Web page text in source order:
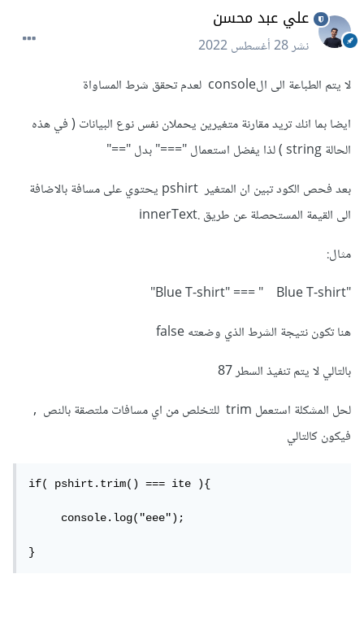
علي عبد محسن
نشر28 أغسطس 2022
لا يتم الطباعة الى الconsole لعدم تحقق شرط المساواة
ايضا بما انك تريد مقارنة متغيرين يحملان نفس نوع البيانات ( في هذه
الحالة string ) لذا يفضل استعمال "===" بدل "=="
بعد فحص الكود تبين ان المتغير pshirt يحتوي على مسافة بالاضافة
الى القيمة المستحصلة عن طريق .innerText
مثال:
"Blue T-shirt" === " Blue T-shirt"
هنا تكون نتيجة الشرط الذي وضعته false
بالتالي لا يتم تنفيذ السطر 87
لحل المشكلة استعمل trim للتخلص من اي مسافات ملتصقة بالنص ,
فيكون كالتالي
if( pshirt.trim() === ite ){
console.log("eee");
}